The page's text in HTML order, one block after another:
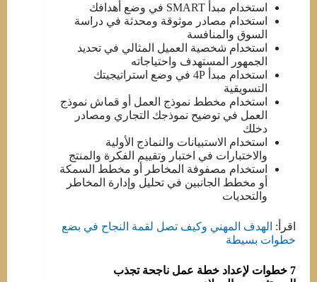
استخدام مبدأ SMART في وضع أهدافك
استخدام مصادر موثوقة ومحدثة في دراسة
السوق والمنافسة
استخدام شخصية العميل المثالي في تحديد
الجمهور المستهدف واحتياجاته
استخدام مبدأ 4P في وضع استراتيجيتك
التسويقية
استخدام مخطط نموذج العمل أو قماش نموذج
العمل في توضيح نموذجك التجاري ومصادر
دخلك
استخدام الاستبيانات والنماذج الأولية
والاختبارات في اختبار وتقييم الفكرة والمنتج
استخدام مصفوفة المخاطر أو مخطط السمكة
أو مخطط الجانبين في تحليل وإدارة المخاطر
والتحديات
اقرأ: الهدف المهني وكيف تصل لقمة النجاح في بضع
خطوات بسيطة
7 خطوات لإعداد خطة عمل ناجحة تجذب